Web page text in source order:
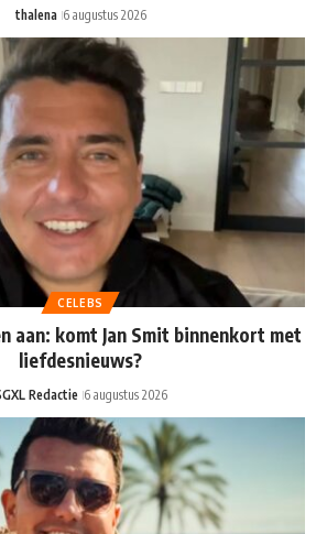
thalena 6 augustus 2026
CELEBS
aan: komt Jan Smit binnenkort met
liefdesnieuws?
Redactie 6 augustus 2026